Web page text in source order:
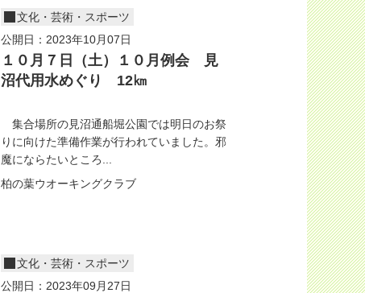
文化・芸術・スポーツ
公開日：2023年10月07日
１０月７日（土）１０月例会 見
沼代用水めぐり 12㎞
集合場所の見沼通船堀公園では明日のお祭
りに向けた準備作業が行われていました。邪
魔にならたいところ...
柏の葉ウオーキングクラブ
文化・芸術・スポーツ
公開日：2023年09月27日